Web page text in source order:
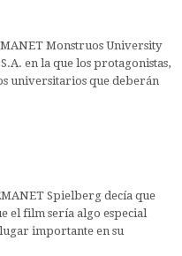
Monstruos University
en la que los protagonistas,
universitarios que deberán
Spielberg decía que
el film sería algo especial
importante en su